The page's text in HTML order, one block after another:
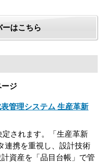
はこちら
ジ
管理システム 生産革新
されます。「生産革新
連携を重視し、設計技術
資産を「品目台帳」で管